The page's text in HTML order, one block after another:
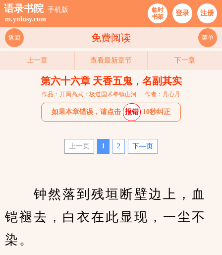
语录书院 手机版
m.yulusy.com
临时
书架
登录 注册
免费阅读
返回 菜单
上一章 查看最新章节 下一章
第六十六章 天香五鬼，名副其实
作品：开局高武：极道国术拳镇山河 作者：丹心丹
如果本章错误，请点击 报错 10秒纠正
上一页 1 2 下—页
钟然落到残垣断壁边上，血
铠褪去，白衣在此显现，一尘不
染。